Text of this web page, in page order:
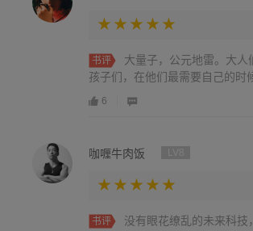
书评
大量子，公元地雷。大
孩子们，在他们最需要自己的时
6
咖喱牛肉饭
书评 没有眼花缭乱的未来科